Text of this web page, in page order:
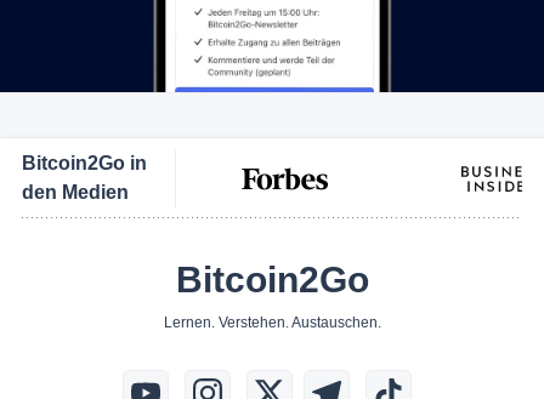
Bitcoin2Go in
den Medien
Bitcoin2Go
Lernen. Verstehen. Austauschen.